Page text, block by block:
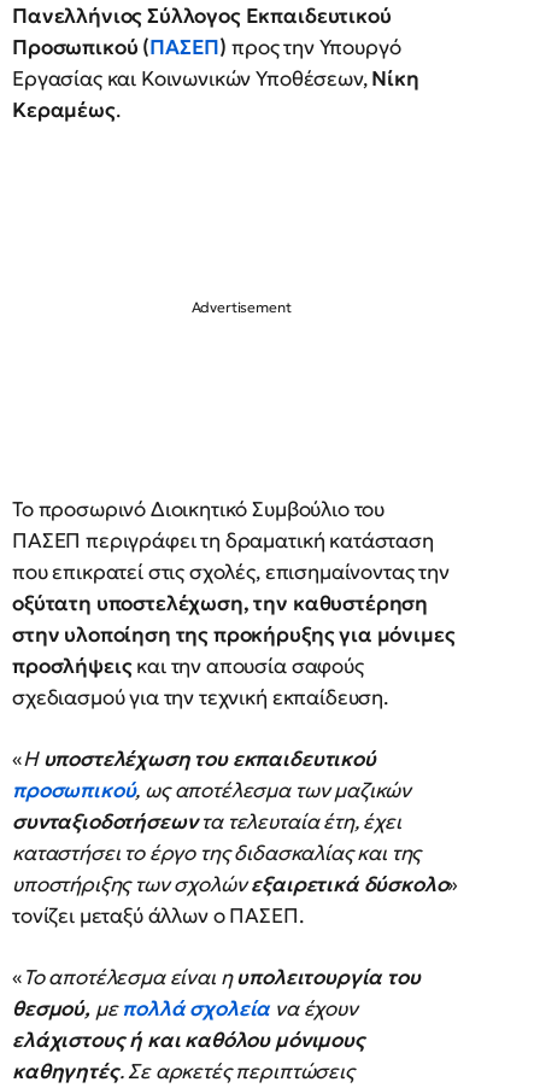
Πανελλήνιος Σύλλογος Εκπαιδευτικού
Προσωπικού (ΠΑΣΕΠ) προς την Υπουργό
Εργασίας και Κοινωνικών Υποθέσεων,Νίκη
Κεραμέως.
Το προσωρινό Διοικητικό Συμβούλιο του
ΠΑΣΕΠ περιγράφει τη δραματική κατάσταση
που επικρατεί στις σχολές, επισημαίνοντας την
οξύτατη υποστελέχωση, την καθυστέρηση
στην υλοποίηση της προκήρυξης για μόνιμες
προσλήψειςκαι την απουσία σαφούς
σχεδιασμού για την τεχνική εκπαίδευση.
«Ηυποστελέχωση του εκπαιδευτικού
προσωπικού, ως αποτέλεσμα των μαζικών
συνταξιοδοτήσεωντα τελευταία έτη, έχει
καταστήσει το έργο της διδασκαλίας και της
υποστήριξης των σχολώνεξαιρετικά δύσκολο»
τονίζει μεταξύ άλλων ο ΠΑΣΕΠ.
«Το αποτέλεσμα είναι ηυπολειτουργία του
θεσμού, μεπολλά σχολεία να έχουν
ελάχιστους ή και καθόλου μόνιμους
καθηγητές. Σε αρκετές περιπτώσεις